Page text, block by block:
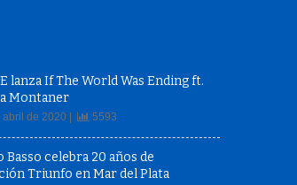
lanza If The World Was Ending ft.
Montaner
de 2020 | 5593
Basso celebra 20 años de
Triunfo en Mar del Plata